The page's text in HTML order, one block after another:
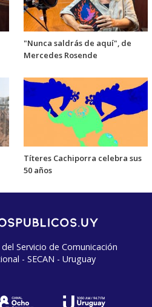
"Nunca saldrás de aquí", de
Mercedes Rosende
Títeres Cachiporra celebra sus
50 años
Servicio de Comunicación
- SECAN - Uruguay